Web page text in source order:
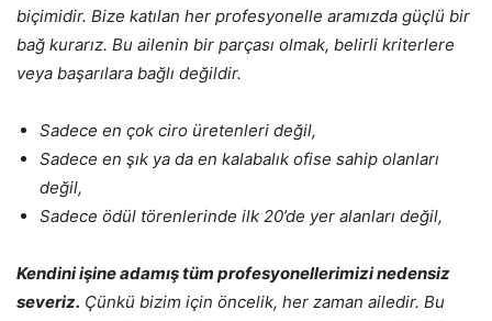
biçimidir. Bize katılan her profesyonelle aramızda güçlü bir
bağ kurarız. Bu ailenin bir parçası olmak, belirli kriterlere
veya başarılara bağlı değildir.
Sadece en çok ciro üretenleri değil,
Sadece en şık ya da en kalabalık ofise sahip olanları
değil,
Sadece ödül törenlerinde ilk 20’de yer alanları değil,
Kendini işine adamış tüm profesyonellerimizi nedensiz
severiz. Çünkü bizim için öncelik, her zaman ailedir. Bu